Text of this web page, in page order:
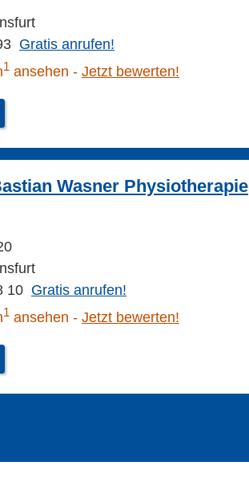
Gratis anrufen!
1 ansehen Jetzt bewerten!
Wasner Physiotherapie
10 Gratis anrufen!
1 ansehen Jetzt bewerten!